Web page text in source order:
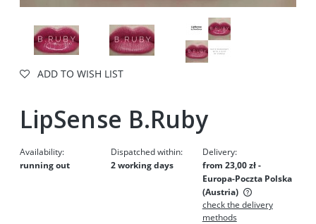
ADD TO WISH LIST
LipSense B.Ruby
Availability:
running out
Dispatched within:
2 working days
Delivery:
from 23,00 zł-
Europa-Poczta Polska
(Austria)
The price does not include any possible payment costs
check the delivery
methods